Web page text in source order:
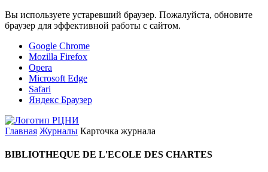
Вы используете устаревший браузер. Пожалуйста, обновите
браузер для эффективной работы с сайтом.
Google Chrome
Mozilla Firefox
Opera
Microsoft Edge
Safari
Яндекс Браузер
Главная Журналы Карточка журнала
BIBLIOTHEQUE DE L'ECOLE DES CHARTES